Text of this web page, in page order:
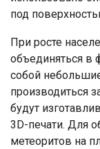
под
При росте
объединяться
собой
производиться
будут
3D-печати. Для
метеоритов на